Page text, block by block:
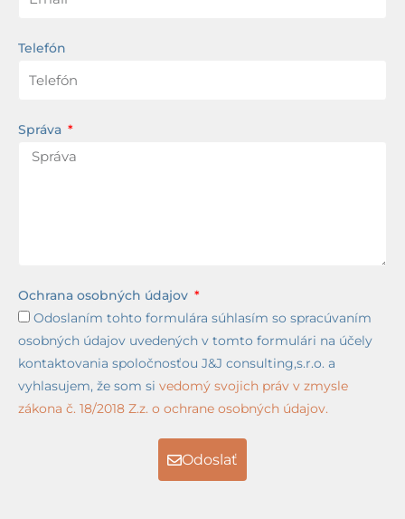
Telefón
Správa
Ochrana osobných údajov
Odoslaním tohto formulára súhlasím so spracúvaním
osobných údajov uvedených v tomto formulári na účely
kontaktovania spoločnosťou J&J consulting,s.r.o. a
vyhlasujem, že som si vedomý svojich práv v zmysle
zákona č. 18/2018 Z.z. o ochrane osobných údajov.
Odoslať